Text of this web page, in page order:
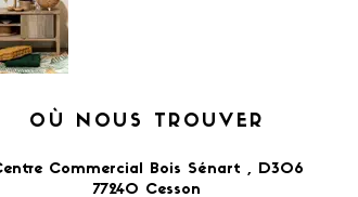
OÙ NOUS TROUVER
Commercial Bois Sénart , D306
77240 Cesson​